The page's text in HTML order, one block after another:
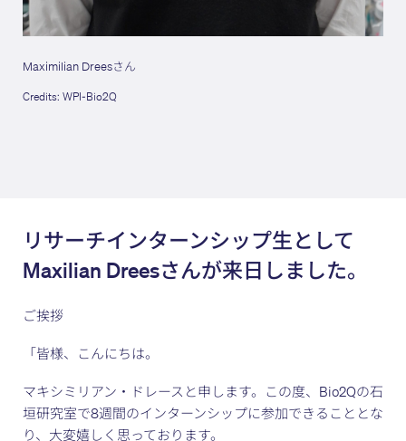
Maximilian Dreesさん
Credits: WPI-Bio2Q
リサーチインターンシップ生として
Maxilian Dreesさんが来日しました。
ご挨拶
「皆様、こんにちは。
マキシミリアン・ドレースと申します。この度、Bio2Qの石
垣研究室で8週間のインターンシップに参加できることとな
り、大変嬉しく思っております。